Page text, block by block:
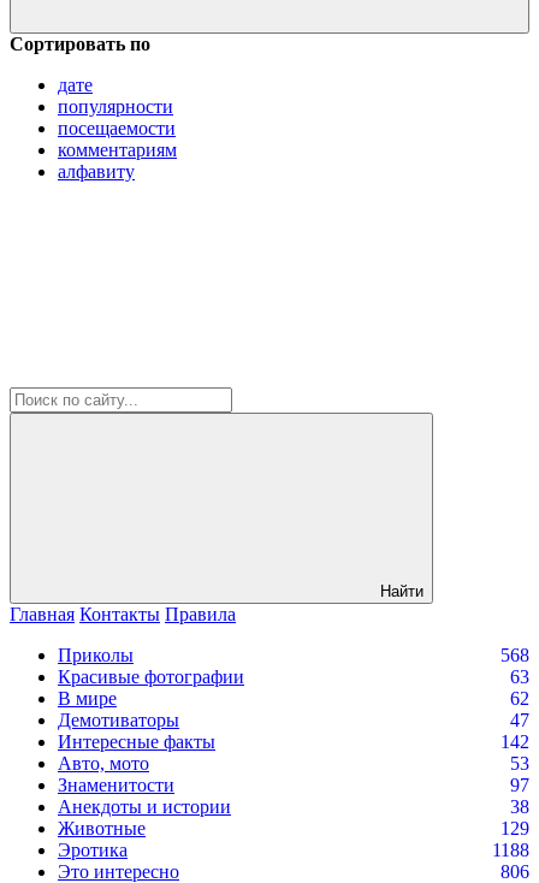
Сортировать по
дате
популярности
посещаемости
комментариям
алфавиту
Найти
Главная Контакты Правила
Приколы
568
Красивые фотографии
63
В мире
62
Демотиваторы
47
Интересные факты
142
Авто, мото
53
Знаменитости
97
Анекдоты и истории
38
Животные
129
Эротика
1188
Это интересно
806